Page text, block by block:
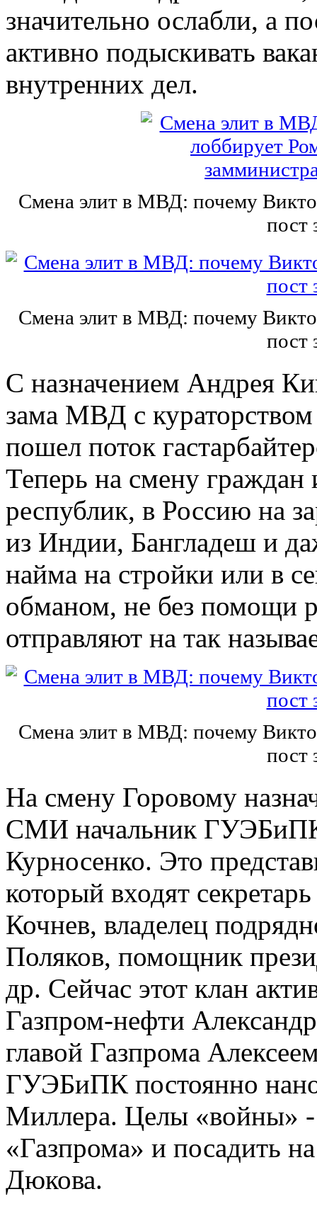
значительно ослабли, а
активно подыскивать
внутренних дел.
Смена элит в МВД: почему
пост
Смена элит в МВД: почему
пост
С назначением Андрея
зама МВД с
пошел поток
Теперь на смену
республик, в Россию на
из Индии, Бангладеш и
найма на стройки или в
обманом, не без помощи
отправляют на так
Смена элит в МВД: почему
пост
На смену Горовому
СМИ начальник
Курносенко. Это
который входят
Кочнев, владелец
Поляков, помощник
др. Сейчас этот клан
Газпром-нефти
главой Газпрома
ГУЭБиПК постоянно
Миллера. Целы «войны» -
«Газпрома» и посадить
Дюкова.